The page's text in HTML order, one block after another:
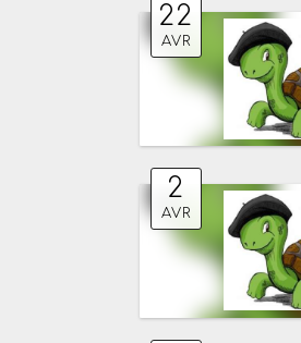
22
AVR
2
AVR